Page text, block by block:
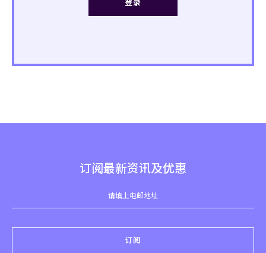
登录
订阅最新资讯及优惠
订阅